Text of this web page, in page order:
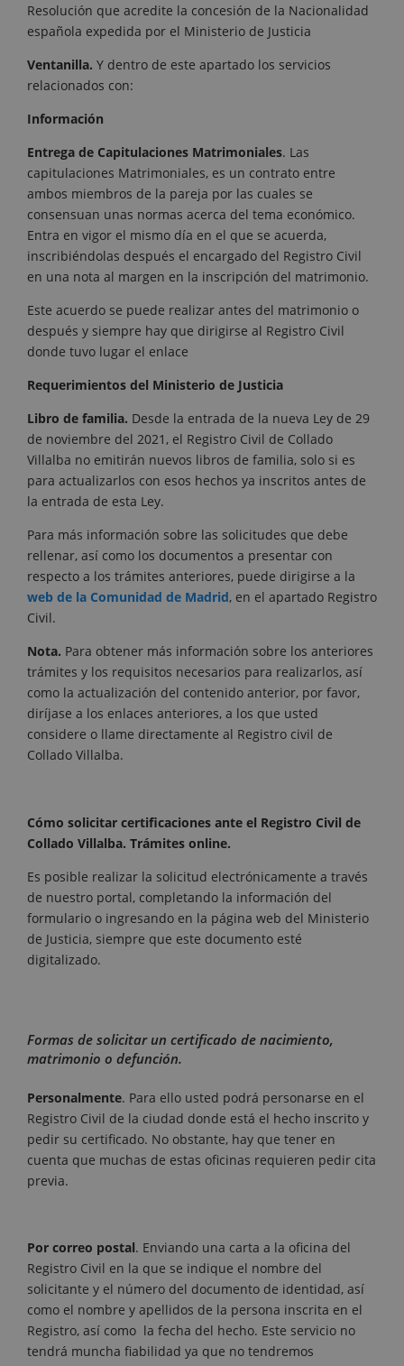
Resolución que acredite la concesión de la Nacionalidad
española expedida por el Ministerio de Justicia
Ventanilla. Y dentro de este apartado los servicios
relacionados con:
Información
Entrega de Capitulaciones Matrimoniales. Las
capitulaciones Matrimoniales, es un contrato entre
ambos miembros de la pareja por las cuales se
consensuan unas normas acerca del tema económico.
Entra en vigor el mismo día en el que se acuerda,
inscribiéndolas después el encargado del Registro Civil
en una nota al margen en la inscripción del matrimonio.
Este acuerdo se puede realizar antes del matrimonio o
después y siempre hay que dirigirse al Registro Civil
donde tuvo lugar el enlace
Requerimientos del Ministerio de Justicia
Libro de familia. Desde la entrada de la nueva Ley de 29
de noviembre del 2021, el Registro Civil de Collado
Villalba no emitirán nuevos libros de familia, solo si es
para actualizarlos con esos hechos ya inscritos antes de
la entrada de esta Ley.
Para más información sobre las solicitudes que debe
rellenar, así como los documentos a presentar con
respecto a los trámites anteriores, puede dirigirse a la
web de la Comunidad de Madrid, en el apartado Registro
Civil.
Nota. Para obtener más información sobre los anteriores
trámites y los requisitos necesarios para realizarlos, así
como la actualización del contenido anterior, por favor,
diríjase a los enlaces anteriores, a los que usted
considere o llame directamente al Registro civil de
Collado Villalba.
Cómo solicitar certificaciones ante el Registro Civil de
Collado Villalba. Trámites online.
Es posible realizar la solicitud electrónicamente a través
de nuestro portal, completando la información del
formulario o ingresando en la página web del Ministerio
de Justicia, siempre que este documento esté
digitalizado.
Formas de solicitar un certificado de nacimiento,
matrimonio o defunción.
Personalmente. Para ello usted podrá personarse en el
Registro Civil de la ciudad donde está el hecho inscrito y
pedir su certificado. No obstante, hay que tener en
cuenta que muchas de estas oficinas requieren pedir cita
previa.
Por correo postal. Enviando una carta a la oficina del
Registro Civil en la que se indique el nombre del
solicitante y el número del documento de identidad, así
como el nombre y apellidos de la persona inscrita en el
Registro, así como la fecha del hecho. Este servicio no
tendrá muncha fiabilidad ya que no tendremos